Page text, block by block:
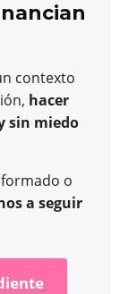
contexto
hacer
sin miedo
o
a seguir